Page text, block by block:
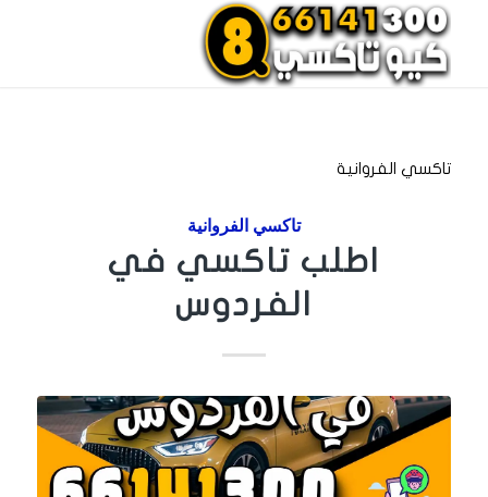
تاكسي الفروانية
تاكسي الفروانية
اطلب تاكسي في
الفردوس
احجز تاكسي الان